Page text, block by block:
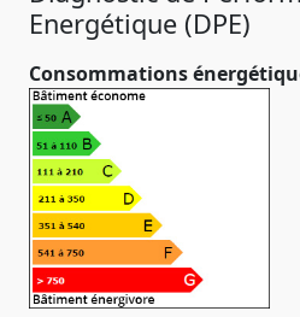
Energétique (DPE)
Consommations